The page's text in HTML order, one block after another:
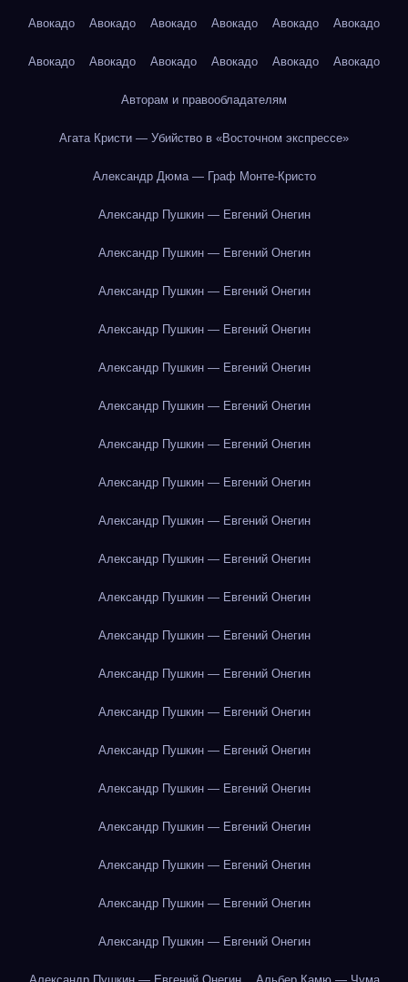
Авокадо Авокадо Авокадо Авокадо Авокадо Авокадо
Авокадо Авокадо Авокадо Авокадо Авокадо Авокадо
Авторам и правообладателям
Агата Кристи — Убийство в «Восточном экспрессе»
Александр Дюма — Граф Монте-Кристо
Александр Пушкин — Евгений Онегин
Александр Пушкин — Евгений Онегин
Александр Пушкин — Евгений Онегин
Александр Пушкин — Евгений Онегин
Александр Пушкин — Евгений Онегин
Александр Пушкин — Евгений Онегин
Александр Пушкин — Евгений Онегин
Александр Пушкин — Евгений Онегин
Александр Пушкин — Евгений Онегин
Александр Пушкин — Евгений Онегин
Александр Пушкин — Евгений Онегин
Александр Пушкин — Евгений Онегин
Александр Пушкин — Евгений Онегин
Александр Пушкин — Евгений Онегин
Александр Пушкин — Евгений Онегин
Александр Пушкин — Евгений Онегин
Александр Пушкин — Евгений Онегин
Александр Пушкин — Евгений Онегин
Александр Пушкин — Евгений Онегин
Александр Пушкин — Евгений Онегин